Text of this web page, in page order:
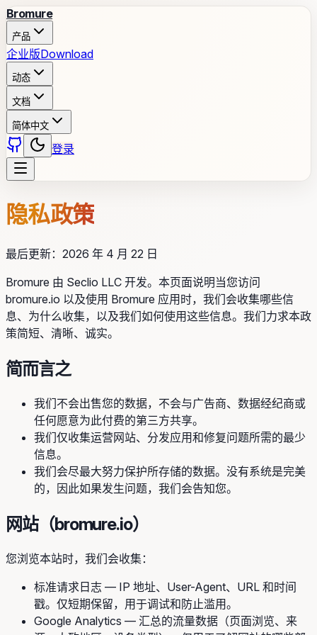
Bromure
产品
企业版Download
动态
文档
简体中文
登录
隐私政策
最后更新：2026 年 4 月 22 日
Bromure 由 Seclio LLC 开发。本页面说明当您访问
bromure.io 以及使用 Bromure 应用时，我们会收集哪些信
息、为什么收集，以及我们如何使用这些信息。我们力求本政
策简短、清晰、诚实。
简而言之
我们不会出售您的数据，不会与广告商、数据经纪商或
任何愿意为此付费的第三方共享。
我们仅收集运营网站、分发应用和修复问题所需的最少
信息。
我们会尽最大努力保护所存储的数据。没有系统是完美
的，因此如果发生问题，我们会告知您。
网站（bromure.io）
您浏览本站时，我们会收集：
标准请求日志 — IP 地址、User-Agent、URL 和时间
戳。仅短期保留，用于调试和防止滥用。
Google Analytics — 汇总的流量数据（页面浏览、来